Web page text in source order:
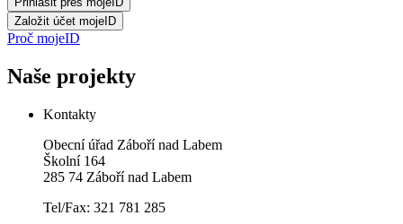
Proč mojeID
Naše projekty
Kontakty
Obecní úřad Záboří nad Labem
Školní 164
285 74 Záboří nad Labem
Tel/Fax: 321 781 285